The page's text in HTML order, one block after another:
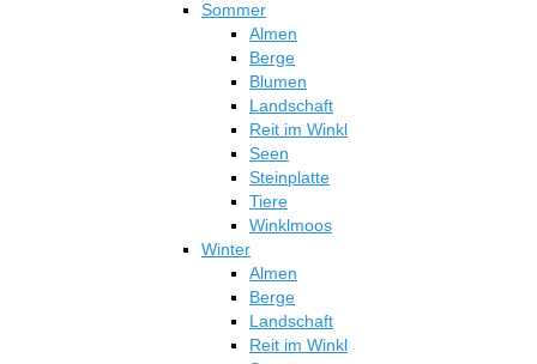
Sommer
Almen
Berge
Blumen
Landschaft
Reit im Winkl
Seen
Steinplatte
Tiere
Winklmoos
Winter
Almen
Berge
Landschaft
Reit im Winkl